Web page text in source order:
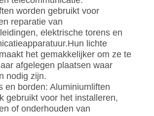
worden gebruikt voor
reparatie van
elektrische torens en
lichte
het gemakkelijker om ze te
afgelegen plaatsen waar
nodig zijn.
en borden: Aluminiumliften
gebruikt voor het installeren,
of onderhouden van